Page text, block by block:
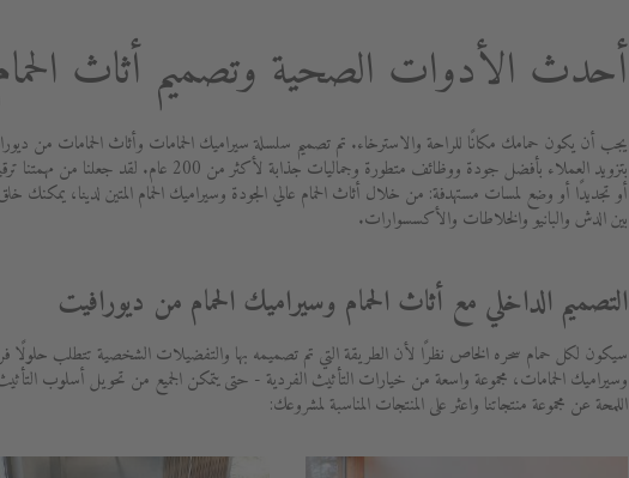
أحدث الأدوات الصحية وتصميم أثاث
يجب أن يكون حمامك مكانًا للراحة والاسترخاء. تم تصميم سلسلة سيراميك الحمامات وأثاث الحمامات من
بتزويد العملاء بأفضل جودة ووظائف متطورة
أو تجديدًا أو وضع لمسات مستهدفة: من خلال أثاث الحمام عالي الجودة وسيراميك الحمام المتين لدينا،
بين الدش والبانيو والخلاطات والأكسسوارات.
التصميم الداخلي مع أثاث الحمام وسيراميك الحمام من ديورافيت
سيكون لكل حمام سحره الخاص نظرًا لأن الطريقة التي تم تصميمه بها والتفضيلات الشخصية تتطلب حلولًا
وسيراميك الحمامات، مجموعة واسعة من خيارات التأثيث الفردية - حتى يتمكن الجميع من تحويل أسلوب
اللمحة عن مجموعة منتجاتنا واعثر على المنتجات المناسبة لمشروعك: